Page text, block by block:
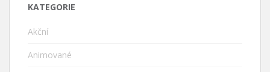
KATEGORIE
Akční
Animované